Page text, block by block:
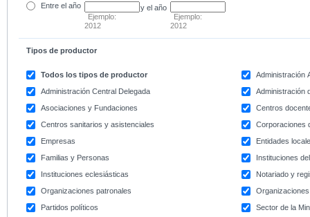
Entre el año
Ejemplo:
2012
y el año
Ejemplo:
2012
Tipos de productor
Todos los tipos de productor
Administración
Administración Central Delegada
Administración
Asociaciones y Fundaciones
Centros
Centros sanitarios y asistenciales
Corporaciones
Empresas
Entidades
Familias y Personas
Instituciones
Instituciones eclesiásticas
Notariado y
Organizaciones patronales
Partidos políticos
Sector de la